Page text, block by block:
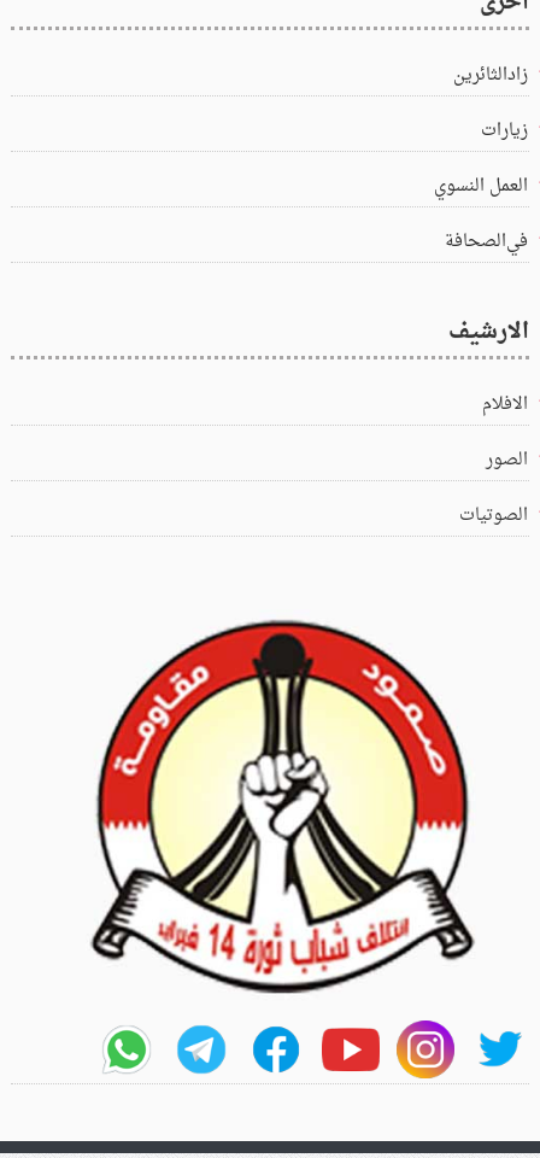
زادالثائرين
زيارات
العمل النسوي
في‌الصحافة
الارشيف
الافلام
الصور
الصوتيات